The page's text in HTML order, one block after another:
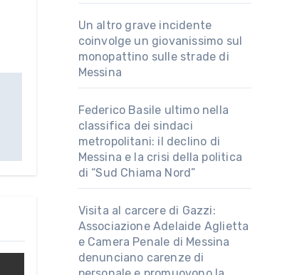
Un altro grave incidente
coinvolge un giovanissimo sul
monopattino sulle strade di
Messina
Federico Basile ultimo nella
classifica dei sindaci
metropolitani: il declino di
Messina e la crisi della politica
di “Sud Chiama Nord”
Visita al carcere di Gazzi:
Associazione Adelaide Aglietta
e Camera Penale di Messina
denunciano carenze di